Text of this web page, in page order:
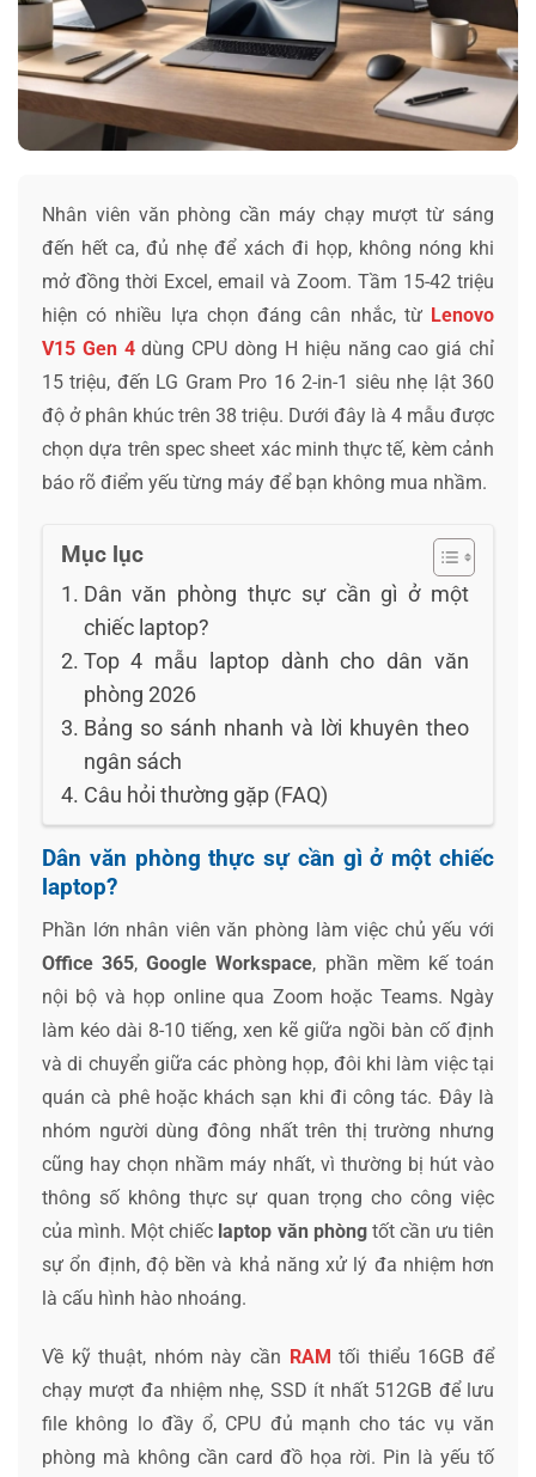
Nhân viên văn phòng cần máy chạy mượt từ sáng
đến hết ca, đủ nhẹ để xách đi họp, không nóng khi
mở đồng thời Excel, email và Zoom. Tầm 15-42 triệu
hiện có nhiều lựa chọn đáng cân nhắc, từ Lenovo
V15 Gen 4dùng CPU dòng H hiệu năng cao giá chỉ
15 triệu, đến LG Gram Pro 16 2-in-1 siêu nhẹ lật 360
độ ở phân khúc trên 38 triệu. Dưới đây là 4 mẫu được
chọn dựa trên spec sheet xác minh thực tế, kèm cảnh
báo rõ điểm yếu từng máy để bạn không mua nhầm.
Mục lục
Dân văn phòng thực sự cần gì ở một
chiếc laptop?
Top 4 mẫu laptop dành cho dân văn
phòng 2026
Bảng so sánh nhanh và lời khuyên theo
ngân sách
Câu hỏi thường gặp (FAQ)
Dân văn phòng thực sự cần gì ở một chiếc
laptop?
Phần lớn nhân viên văn phòng làm việc chủ yếu với
Office 365,Google Workspace, phần mềm kế toán
nội bộ và họp online qua Zoom hoặc Teams. Ngày
làm kéo dài 8-10 tiếng, xen kẽ giữa ngồi bàn cố định
và di chuyển giữa các phòng họp, đôi khi làm việc tại
quán cà phê hoặc khách sạn khi đi công tác. Đây là
nhóm người dùng đông nhất trên thị trường nhưng
cũng hay chọn nhầm máy nhất, vì thường bị hút vào
thông số không thực sự quan trọng cho công việc
của mình. Một chiếc laptop văn phòngtốt cần ưu tiên
sự ổn định, độ bền và khả năng xử lý đa nhiệm hơn
là cấu hình hào nhoáng.
Về kỹ thuật, nhóm này cần RAM tối thiểu 16GB để
chạy mượt đa nhiệm nhẹ, SSD ít nhất 512GB để lưu
file không lo đầy ổ, CPU đủ mạnh cho tác vụ văn
phòng mà không cần card đồ họa rời. Pin là yếu tố